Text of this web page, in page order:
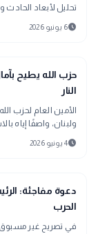
تحليل لأبعاد الحادث
schedule6 يونيو 2026
bolt
عاجل
حزب الله يطيح
النار
الأمين العام لحزب
ولبنان، واصفًا إياه
schedule4 يونيو 2026
bolt
عاجل
دعوة مفاجئة:
الحرب
في تصريح غير